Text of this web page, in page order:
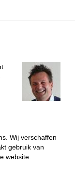
Wij verschaffen
gebruik van
website.